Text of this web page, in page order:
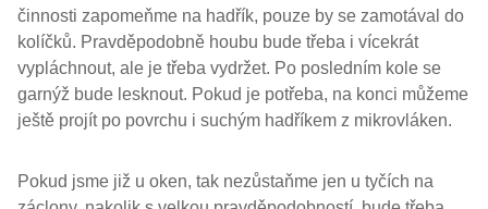
činnosti zapomeňme na hadřík, pouze by se zamotával do
kolíčků. Pravděpodobně houbu bude třeba i vícekrát
vypláchnout, ale je třeba vydržet. Po posledním kole se
garnýž bude lesknout. Pokud je potřeba, na konci můžeme
ještě projít po povrchu i suchým hadříkem z mikrovláken.
Pokud jsme již u oken, tak nezůstaňme jen u tyčích na